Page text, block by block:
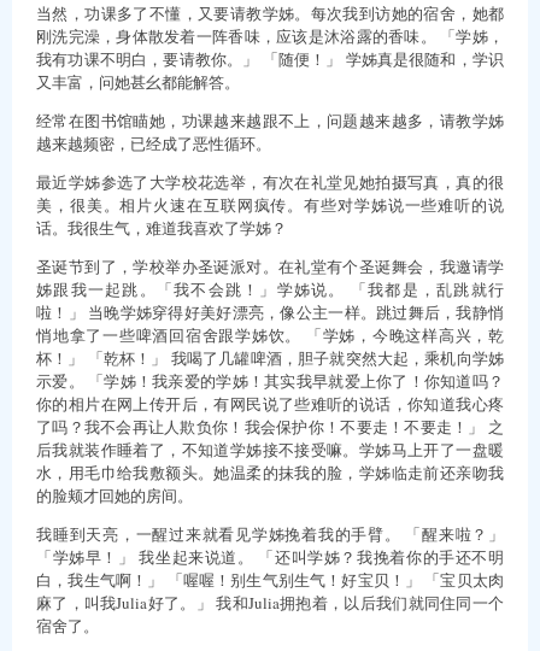
当然，功课多了不懂，又要请教学姊。每次我到访她的宿舍，她都
刚洗完澡，身体散发着一阵香味，应该是沐浴露的香味。 「学姊，
我有功课不明白，要请教你。」 「随便！」 学姊真是很随和，学识
又丰富，问她甚幺都能解答。
经常在图书馆瞄她，功课越来越跟不上，问题越来越多，请教学姊
越来越频密，已经成了恶性循环。
最近学姊参选了大学校花选举，有次在礼堂见她拍摄写真，真的很
美，很美。相片火速在互联网疯传。有些对学姊说一些难听的说
话。我很生气，难道我喜欢了学姊？
圣诞节到了，学校举办圣诞派对。在礼堂有个圣诞舞会，我邀请学
姊跟我一起跳。「我不会跳！」学姊说。 「我都是，乱跳就行
啦！」 当晚学姊穿得好美好漂亮，像公主一样。跳过舞后，我静悄
悄地拿了一些啤酒回宿舍跟学姊饮。 「学姊，今晚这样高兴，乾
杯！」 「乾杯！」 我喝了几罐啤酒，胆子就突然大起，乘机向学姊
示爱。 「学姊！我亲爱的学姊！其实我早就爱上你了！你知道吗？
你的相片在网上传开后，有网民说了些难听的说话，你知道我心疼
了吗？我不会再让人欺负你！我会保护你！不要走！不要走！」 之
后我就装作睡着了，不知道学姊接不接受嘛。学姊马上开了一盘暖
水，用毛巾给我敷额头。她温柔的抹我的脸，学姊临走前还亲吻我
的脸颊才回她的房间。
我睡到天亮，一醒过来就看见学姊挽着我的手臂。 「醒来啦？」
「学姊早！」 我坐起来说道。 「还叫学姊？我挽着你的手还不明
白，我生气啊！」 「喔喔！别生气别生气！好宝贝！」 「宝贝太肉
麻了，叫我Julia好了。」 我和Julia拥抱着，以后我们就同住同一个
宿舍了。